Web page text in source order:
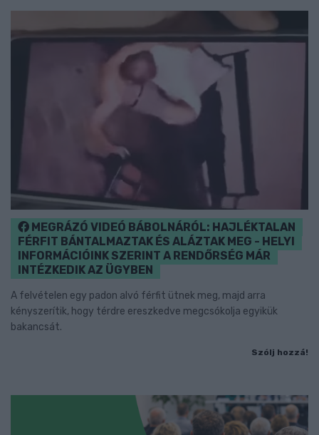
MEGRÁZÓ VIDEÓ BÁBOLNÁRÓL: HAJLÉKTALAN
FÉRFIT BÁNTALMAZTAK ÉS ALÁZTAK MEG - HELYI
INFORMÁCIÓINK SZERINT A RENDŐRSÉG MÁR
INTÉZKEDIK AZ ÜGYBEN
A felvételen egy padon alvó férfit ütnek meg, majd arra
kényszerítik, hogy térdre ereszkedve megcsókolja egyikük
bakancsát.
Szólj hozzá!